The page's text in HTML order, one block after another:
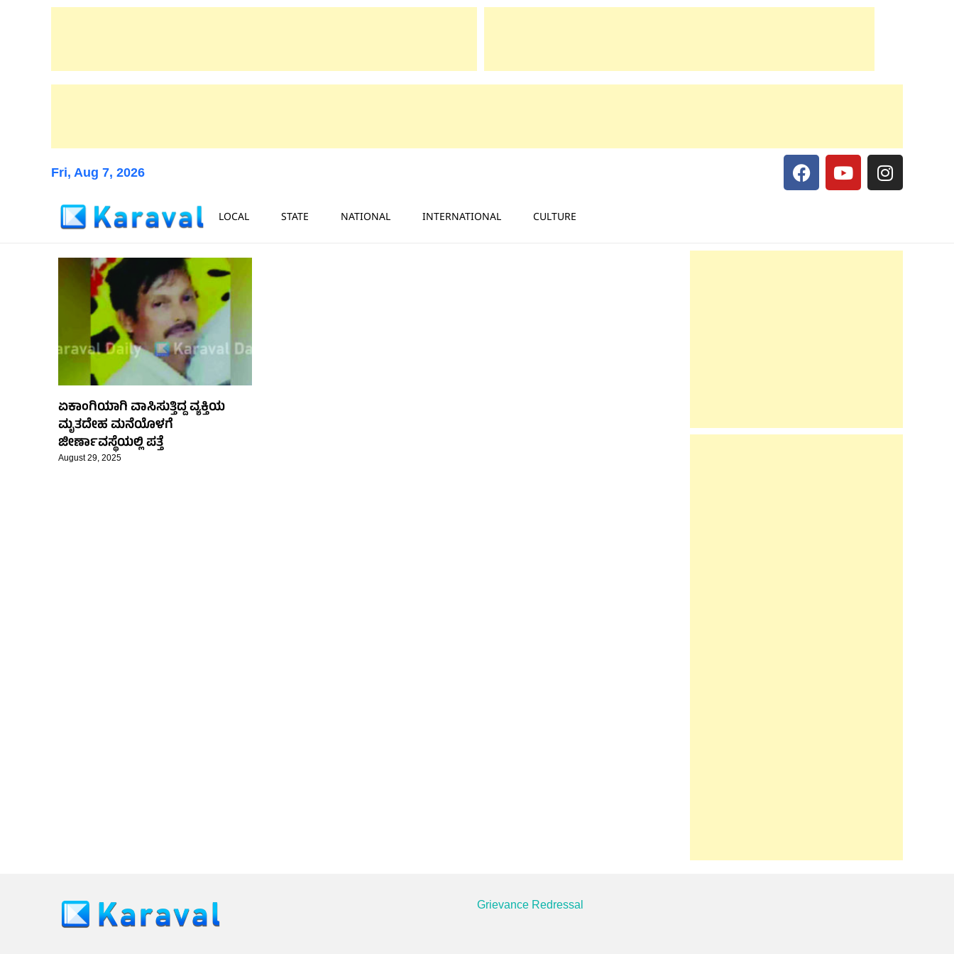
Fri, Aug 7, 2026
LOCAL STATE NATIONAL INTERNATIONAL CULTURE
ಏಕಾಂಗಿಯಾಗಿ ವಾಸಿಸುತ್ತಿದ್ದ ವ್ಯಕ್ತಿಯ
ಮೃತದೇಹ ಮನೆಯೊಳಗೆ
ಜೀರ್ಣಾವಸ್ಥೆಯಲ್ಲಿ ಪತ್ತೆ
August 29, 2025
Grievance Redressal